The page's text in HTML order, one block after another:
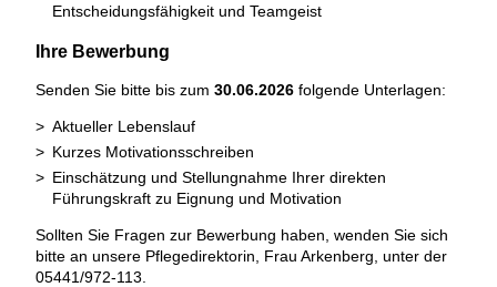
Entscheidungsfähigkeit und Teamgeist
Ihre Bewerbung
Senden Sie bitte bis zum 30.06.2026 folgende Unterlagen:
Aktueller Lebenslauf
Kurzes Motivationsschreiben
Einschätzung und Stellungnahme Ihrer direkten
Führungskraft zu Eignung und Motivation
Sollten Sie Fragen zur Bewerbung haben, wenden Sie sich
bitte an unsere Pflegedirektorin, Frau Arkenberg, unter der
05441/972-113.